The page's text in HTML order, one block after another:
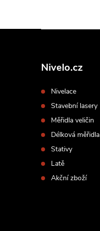
Nivelo.cz
Nivelace
Stavební lasery
Měřidla veličin
Délková měřidla
Stativy
Latě
Akční zboží